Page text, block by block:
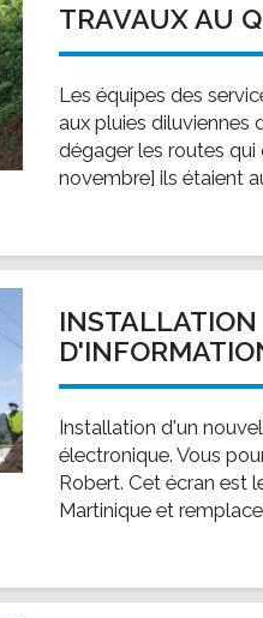
TRAVAUX AU
Les équipes des
aux pluies diluviennes
dégager les routes
novembre] ils étaient
Installation d'un
électronique. Vous
Robert. Cet écran est
Martinique et